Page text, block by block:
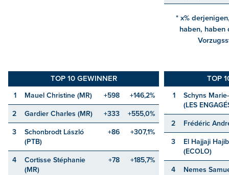
* x%
haben, haben
TOP 10 GEWINNER
1 Mauel Christine (MR) +598 +146,2%
2 Gardier Charles (MR) +333 +555,0%
3
Schonbrodt László
(PTB)
+86 +307,1%
4
Cortisse Stéphanie
(MR)
+78 +185,7%
TOP
1
Schyns
(LES
2 Frédéric
3
El Hajjaji Hajib
(ECOLO)
4 Nemes